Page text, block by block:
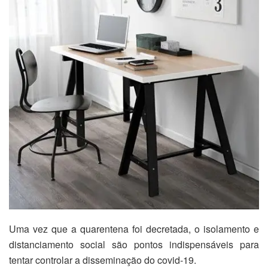
Uma vez que a quarentena foi decretada, o isolamento e
distanciamento social são pontos indispensáveis para
tentar controlar a disseminação do covid-19.